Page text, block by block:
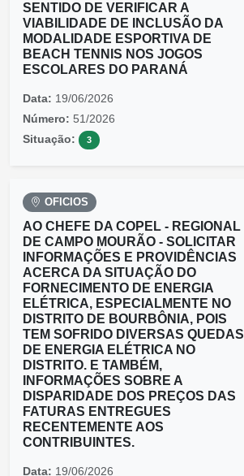
SENTIDO DE VERIFICAR A
VIABILIDADE DE INCLUSÃO DA
MODALIDADE ESPORTIVA DE
BEACH TENNIS NOS JOGOS
ESCOLARES DO PARANÁ
Data: 19/06/2026
Número: 51/2026
Situação:
3
OFICIOS
AO CHEFE DA COPEL - REGIONAL
DE CAMPO MOURÃO - SOLICITAR
INFORMAÇÕES E PROVIDÊNCIAS
ACERCA DA SITUAÇÃO DO
FORNECIMENTO DE ENERGIA
ELÉTRICA, ESPECIALMENTE NO
DISTRITO DE BOURBÔNIA, POIS
TEM SOFRIDO DIVERSAS QUEDAS
DE ENERGIA ELÉTRICA NO
DISTRITO. E TAMBÉM,
INFORMAÇÕES SOBRE A
DISPARIDADE DOS PREÇOS DAS
FATURAS ENTREGUES
RECENTEMENTE AOS
CONTRIBUINTES.
Data: 19/06/2026